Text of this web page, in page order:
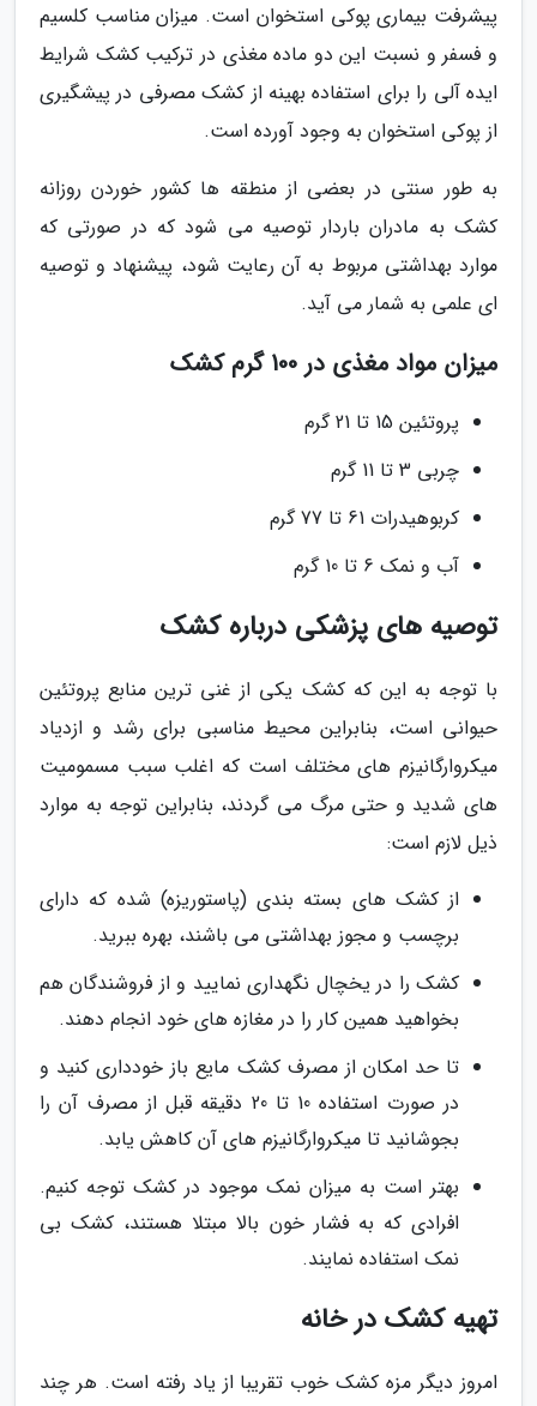
پیشرفت بیماری پوکی استخوان است. میزان مناسب کلسیم
و فسفر و نسبت این دو ماده مغذی در ترکیب کشک شرایط
ایده آلی را برای استفاده بهینه از کشک مصرفی در پیشگیری
از پوکی استخوان به وجود آورده است.
به طور سنتی در بعضی از منطقه ها کشور خوردن روزانه
کشک به مادران باردار توصیه می شود که در صورتی که
موارد بهداشتی مربوط به آن رعایت شود، پیشنهاد و توصیه
ای علمی به شمار می آید.
میزان مواد مغذی در 100 گرم کشک
پروتئین 15 تا 21 گرم
چربی 3 تا 11 گرم
کربوهیدرات 61 تا 77 گرم
آب و نمک 6 تا 10 گرم
توصیه های پزشکی درباره کشک
با توجه به این که کشک یکی از غنی ترین منابع پروتئین
حیوانی است، بنابراین محیط مناسبی برای رشد و ازدیاد
میکروارگانیزم های مختلف است که اغلب سبب مسمومیت
های شدید و حتی مرگ می گردند، بنابراین توجه به موارد
ذیل لازم است:
از کشک های بسته بندی (پاستوریزه) شده که دارای
برچسب و مجوز بهداشتی می باشند، بهره ببرید.
کشک را در یخچال نگهداری نمایید و از فروشندگان هم
بخواهید همین کار را در مغازه های خود انجام دهند.
تا حد امکان از مصرف کشک مایع باز خودداری کنید و
در صورت استفاده 10 تا 20 دقیقه قبل از مصرف آن را
بجوشانید تا میکروارگانیزم های آن کاهش یابد.
بهتر است به میزان نمک موجود در کشک توجه کنیم.
افرادی که به فشار خون بالا مبتلا هستند، کشک بی
نمک استفاده نمایند.
تهیه کشک در خانه
امروز دیگر مزه کشک خوب تقریبا از یاد رفته است. هر چند